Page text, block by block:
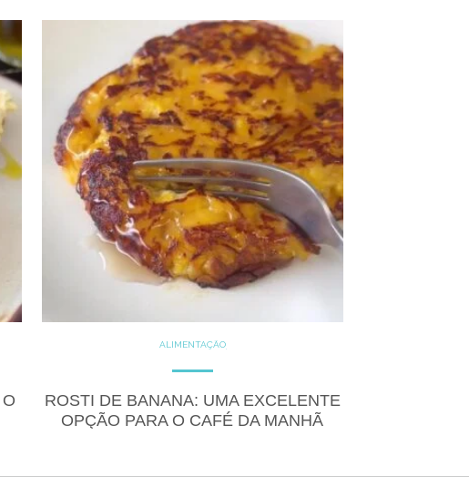
ALIMENTAÇÃO
DICAS DE ALIMENTAÇÃO
GLUTEN FREE
LACTOSE FREE
RECEITAS
RECEITAS DOCES
ROSTI DE BANANA: UMA EXCELENTE
OPÇÃO PARA O CAFÉ DA MANHÃ